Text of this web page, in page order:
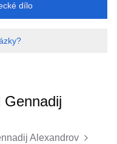
dílo
Gennadij
Alexandrov